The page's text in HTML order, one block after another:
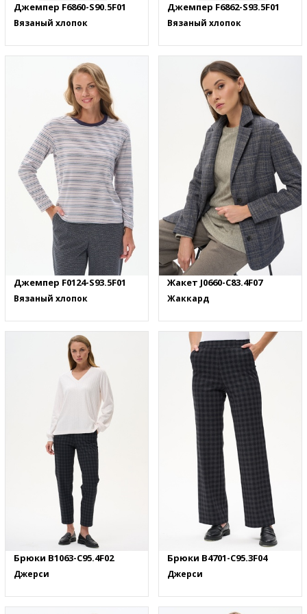
Джемпер F6860-S90.5F01
Вязаный хлопок
Джемпер F6862-S93.5F01
Вязаный хлопок
Джемпер F0124-S93.5F01
Вязаный хлопок
Жакет J0660-C83.4F07
Жаккард
Брюки B1063-C95.4F02
Джерси
Брюки B4701-C95.3F04
Джерси